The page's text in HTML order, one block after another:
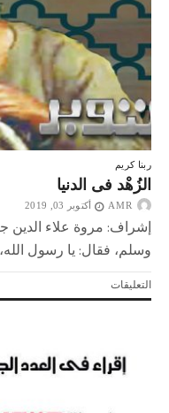
ربنا كريم
الزُهْد فى الدنيا
AMR أكتوبر 03, 2019
إشراف: مروة علاء الدين
وسلم، فقال: يا رسول
التعليقاتعلى
الزُهْد